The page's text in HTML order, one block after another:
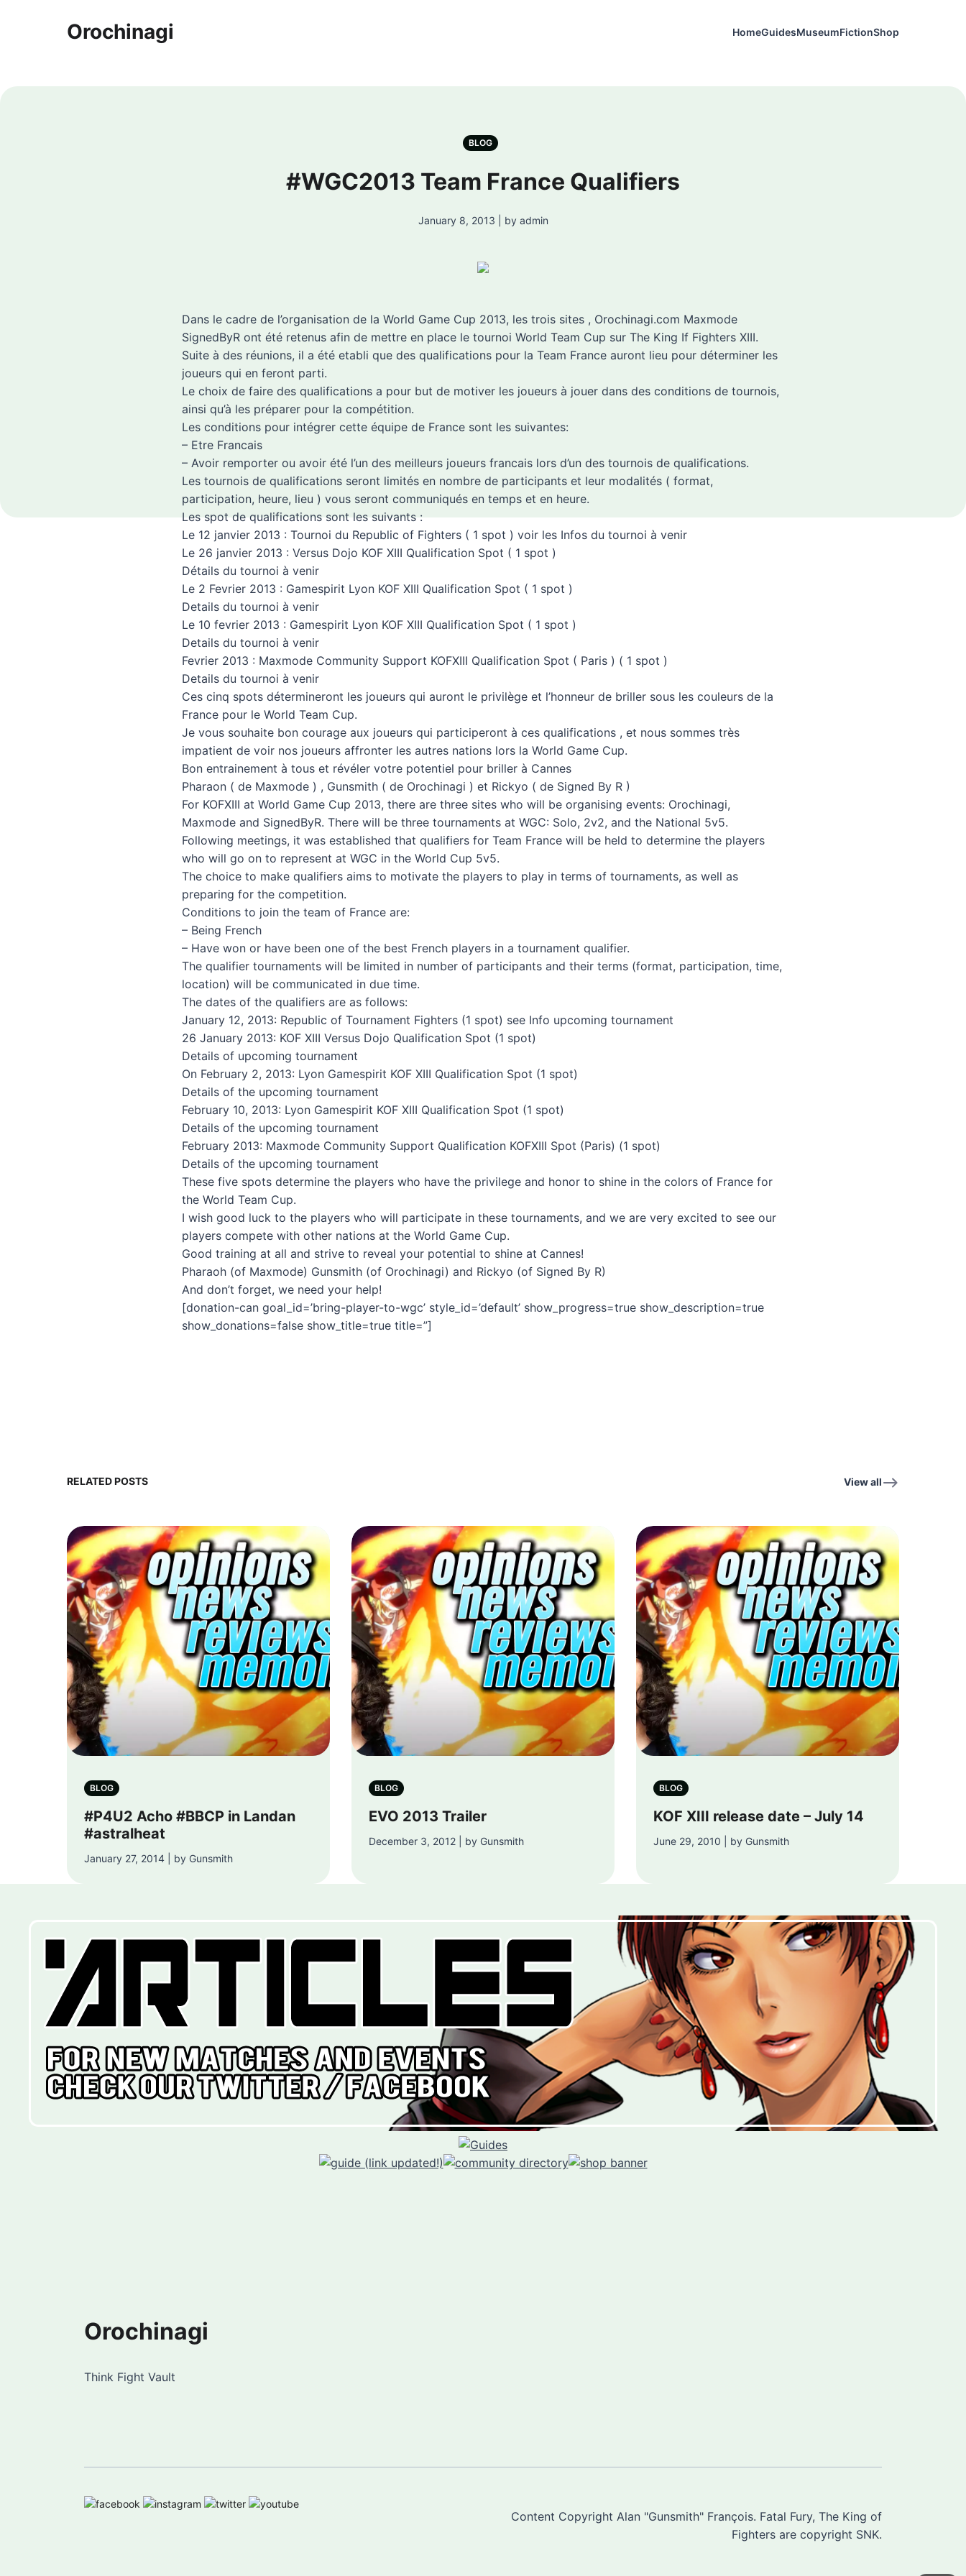
Orochinagi HomeGuidesMuseumFictionShop
BLOG
#WGC2013 Team France Qualifiers
January 8, 2013 | by admin
Dans le cadre de l’organisation de la World Game Cup 2013, les trois sites , Orochinagi.com Maxmode
SignedByR ont été retenus afin de mettre en place le tournoi World Team Cup sur The King If Fighters XIII.
Suite à des réunions, il a été etabli que des qualifications pour la Team France auront lieu pour déterminer les
joueurs qui en feront parti.
Le choix de faire des qualifications a pour but de motiver les joueurs à jouer dans des conditions de tournois,
ainsi qu’à les préparer pour la compétition.
Les conditions pour intégrer cette équipe de France sont les suivantes:
– Etre Francais
– Avoir remporter ou avoir été l’un des meilleurs joueurs francais lors d’un des tournois de qualifications.
Les tournois de qualifications seront limités en nombre de participants et leur modalités ( format,
participation, heure, lieu ) vous seront communiqués en temps et en heure.
Les spot de qualifications sont les suivants :
Le 12 janvier 2013 : Tournoi du Republic of Fighters ( 1 spot ) voir les Infos du tournoi à venir
Le 26 janvier 2013 : Versus Dojo KOF XIII Qualification Spot ( 1 spot )
Détails du tournoi à venir
Le 2 Fevrier 2013 : Gamespirit Lyon KOF XIII Qualification Spot ( 1 spot )
Details du tournoi à venir
Le 10 fevrier 2013 : Gamespirit Lyon KOF XIII Qualification Spot ( 1 spot )
Details du tournoi à venir
Fevrier 2013 : Maxmode Community Support KOFXIII Qualification Spot ( Paris ) ( 1 spot )
Details du tournoi à venir
Ces cinq spots détermineront les joueurs qui auront le privilège et l’honneur de briller sous les couleurs de la
France pour le World Team Cup.
Je vous souhaite bon courage aux joueurs qui participeront à ces qualifications , et nous sommes très
impatient de voir nos joueurs affronter les autres nations lors la World Game Cup.
Bon entrainement à tous et révéler votre potentiel pour briller à Cannes
Pharaon ( de Maxmode ) , Gunsmith ( de Orochinagi ) et Rickyo ( de Signed By R )
For KOFXIII at World Game Cup 2013, there are three sites who will be organising events: Orochinagi,
Maxmode and SignedByR. There will be three tournaments at WGC: Solo, 2v2, and the National 5v5.
Following meetings, it was established that qualifiers for Team France will be held to determine the players
who will go on to represent at WGC in the World Cup 5v5.
The choice to make qualifiers aims to motivate the players to play in terms of tournaments, as well as
preparing for the competition.
Conditions to join the team of France are:
– Being French
– Have won or have been one of the best French players in a tournament qualifier.
The qualifier tournaments will be limited in number of participants and their terms (format, participation, time,
location) will be communicated in due time.
The dates of the qualifiers are as follows:
January 12, 2013: Republic of Tournament Fighters (1 spot) see Info upcoming tournament
26 January 2013: KOF XIII Versus Dojo Qualification Spot (1 spot)
Details of upcoming tournament
On February 2, 2013: Lyon Gamespirit KOF XIII Qualification Spot (1 spot)
Details of the upcoming tournament
February 10, 2013: Lyon Gamespirit KOF XIII Qualification Spot (1 spot)
Details of the upcoming tournament
February 2013: Maxmode Community Support Qualification KOFXIII Spot (Paris) (1 spot)
Details of the upcoming tournament
These five spots determine the players who have the privilege and honor to shine in the colors of France for
the World Team Cup.
I wish good luck to the players who will participate in these tournaments, and we are very excited to see our
players compete with other nations at the World Game Cup.
Good training at all and strive to reveal your potential to shine at Cannes!
Pharaoh (of Maxmode) Gunsmith (of Orochinagi) and Rickyo (of Signed By R)
And don’t forget, we need your help!
[donation-can goal_id=’bring-player-to-wgc’ style_id=’default’ show_progress=true show_description=true
show_donations=false show_title=true title=”]
RELATED POSTS View all
BLOG
#P4U2 Acho #BBCP in Landan
#astralheat
January 27, 2014 | by Gunsmith
BLOG
EVO 2013 Trailer
December 3, 2012 | by Gunsmith
BLOG
KOF XIII release date – July 14
June 29, 2010 | by Gunsmith
Orochinagi
Think Fight Vault
Content Copyright Alan "Gunsmith" François. Fatal Fury, The King of
Fighters are copyright SNK.